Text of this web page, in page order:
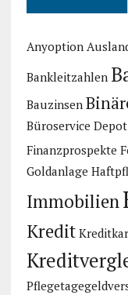
Anyoption
Bankleitzahlen
Bauzinsen
Büroservice Depot
Finanzprospekte
Goldanlage
Immobilien
Kredit